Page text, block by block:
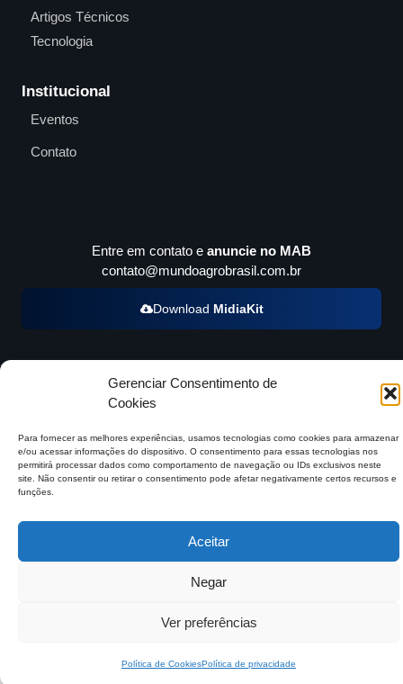
Gerenciar Consentimento de
Cookies
Para fornecer as melhores experiências, usamos tecnologias como cookies para armazenar
e/ou acessar informações do dispositivo. O consentimento para essas tecnologias nos
permitirá processar dados como comportamento de navegação ou IDs exclusivos neste
site. Não consentir ou retirar o consentimento pode afetar negativamente certos recursos e
funções.
Aceitar
Negar
Ver preferências
Política de CookiesPolítica de privacidade
Artigos Técnicos
Tecnologia
Institucional
Eventos
Contato
Entre em contato e anuncie no MAB
contato@mundoagrobrasil.com.br
Download MidiaKit
©2026 Mundo Agro Brasil. Todos os Direitos Reservados.